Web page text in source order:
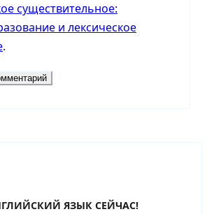
существительное:
и лексическое
.
ЯЗЫК СЕЙЧАС!